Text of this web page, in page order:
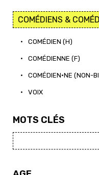
• COMÉDIEN (H)
• COMÉDIENNE (F)
• COMÉDIEN·NE (NON-
• VOIX
MOTS CLÉS